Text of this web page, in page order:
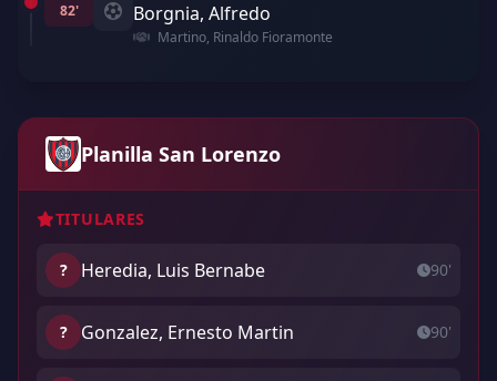
82' Borgnia, Alfredo
Martino, Rinaldo Fioramonte
Planilla San Lorenzo
TITULARES
? Heredia, Luis Bernabe 90'
? Gonzalez, Ernesto Martin 90'